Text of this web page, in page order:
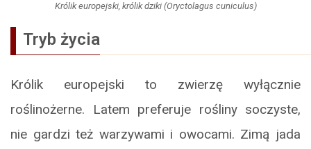
Królik europejski, królik dziki (Oryctolagus cuniculus)
Tryb życia
Królik europejski to zwierzę wyłącznie
roślinożerne. Latem preferuje rośliny soczyste,
nie gardzi też warzywami i owocami. Zimą jada